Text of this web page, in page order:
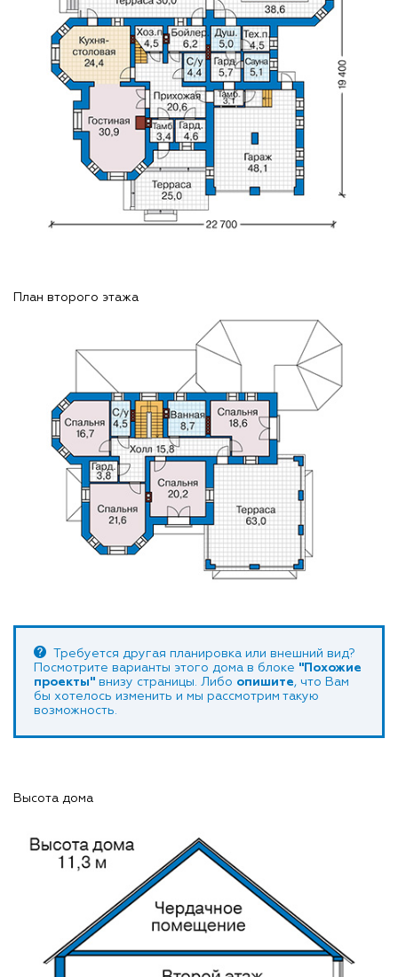
План второго этажа
Требуется другая планировка или внешний вид?
Посмотрите варианты этого дома в блоке "Похожие
проекты" внизу страницы. Либо опишите, что Вам
бы хотелось изменить и мы рассмотрим такую
возможность.
Высота дома